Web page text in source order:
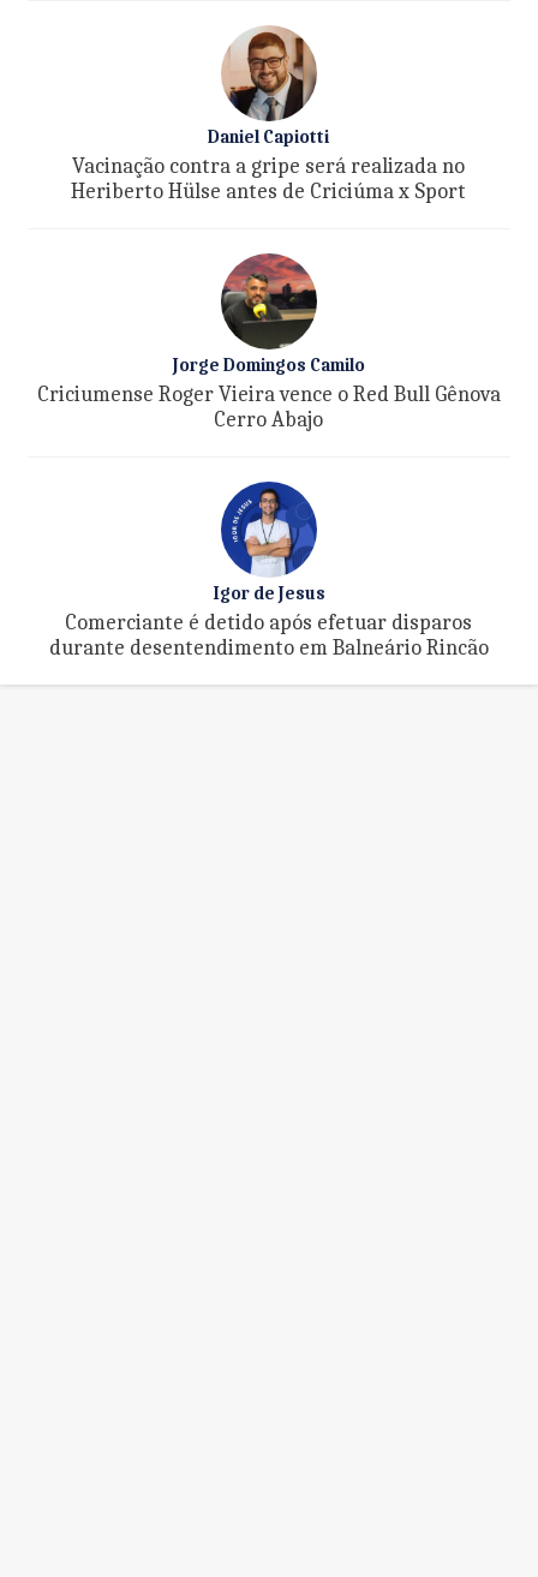
Daniel Capiotti
Vacinação contra a gripe será realizada no
Heriberto Hülse antes de Criciúma x Sport
Jorge Domingos Camilo
Criciumense Roger Vieira vence o Red Bull Gênova
Cerro Abajo
Igor de Jesus
Comerciante é detido após efetuar disparos
durante desentendimento em Balneário Rincão